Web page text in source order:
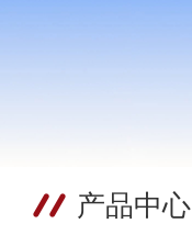
产品中心